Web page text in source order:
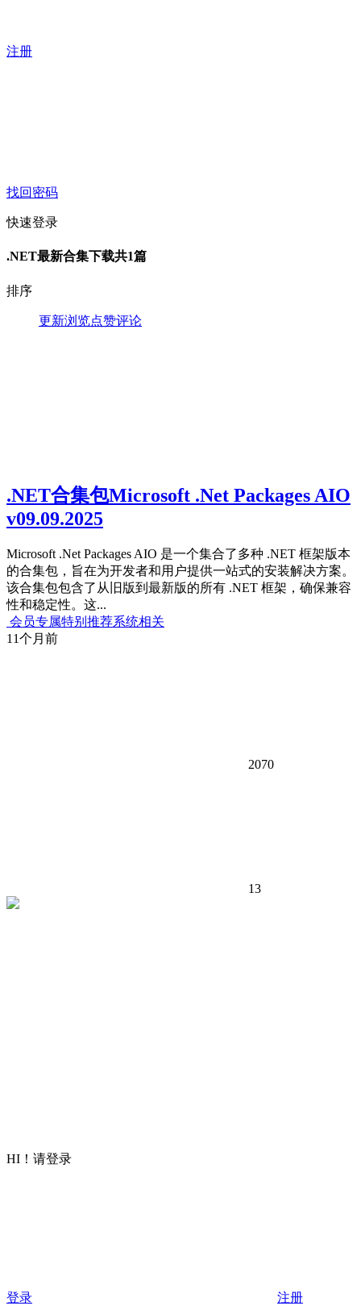
注册
找回密码
快速登录
.NET最新合集下载共1篇
排序
更新浏览点赞评论
.NET合集包Microsoft .Net Packages AIO
v09.09.2025
Microsoft .Net Packages AIO 是一个集合了多种 .NET 框架版本
的合集包，旨在为开发者和用户提供一站式的安装解决方案。
该合集包包含了从旧版到最新版的所有 .NET 框架，确保兼容
性和稳定性。这...
会员专属特别推荐系统相关
11个月前
2070
13
HI！请登录
登录 注册